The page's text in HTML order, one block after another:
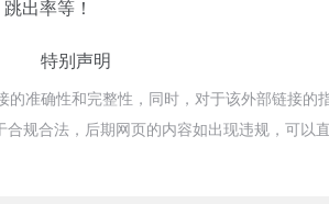
出率等！
特别声明
准确性和完整性，同时，对于该外部链接的
规合法，后期网页的内容如出现违规，可以